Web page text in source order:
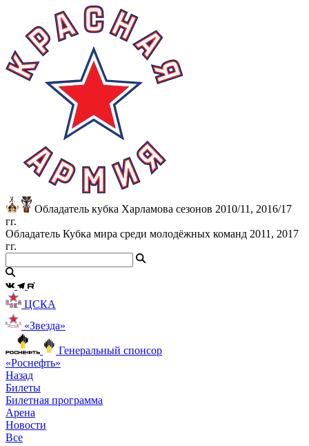
Обладатель кубка Харламова сезонов 2010/11, 2016/17
гг.
Обладатель Кубка мира среди молодёжных команд 2011, 2017
гг.
ЦСКА
«Звезда»
Генеральный спонсор
«Роснефть»
Назад
Билеты
Билетная программа
Арена
Новости
Все